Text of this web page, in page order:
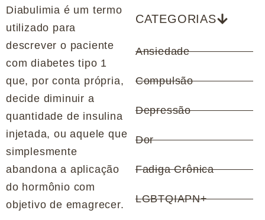
Diabulimia é um termo
utilizado para
descrever o paciente
com diabetes tipo 1
que, por conta própria,
decide diminuir a
quantidade de insulina
injetada, ou aquele que
simplesmente
abandona a aplicação
do hormônio com
objetivo de emagrecer.
CATEGORIAS
Ansiedade
Compulsão
Depressão
Dor
Fadiga Crônica
LGBTQIAPN+